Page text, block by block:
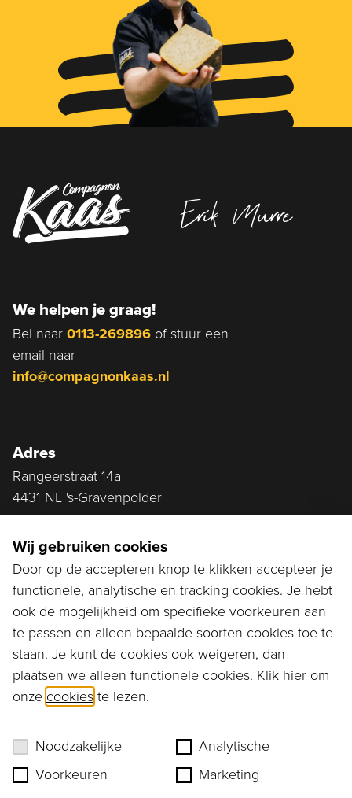
Erik Murre
We helpen je graag!
Bel naar 0113-269896 of stuur een
email naar
info@compagnonkaas.nl
Adres
Rangeerstraat 14a
4431 NL 's-Gravenpolder
Ga naar...
Bestellen
Diensten
Assortiment
Ons verhaal
Wij gebruiken cookies
Door op de accepteren knop te klikken accepteer je
functionele, analytische en tracking cookies. Je hebt
ook de mogelijkheid om specifieke voorkeuren aan
te passen en alleen bepaalde soorten cookies toe te
staan. Je kunt de cookies ook weigeren, dan
plaatsen we alleen functionele cookies. Klik hier om
onze cookies te lezen.
Noodzakelijke
Analytische
Voorkeuren
Marketing